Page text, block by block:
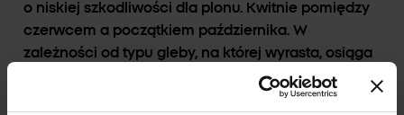
o niskiej szkodliwości dla plonu. Kwitnie pomiędzy
czerwcem a początkiem października. W
zależności od typu gleby, na której wyrasta, osiąga
wysokość od 5 do około 30 centymetrów.